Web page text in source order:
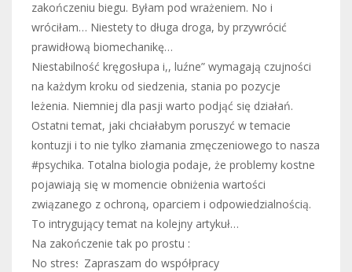
zakończeniu biegu. Byłam pod wrażeniem. No i
wróciłam… Niestety to długa droga, by przywrócić
prawidłową biomechanikę…
Niestabilność kręgosłupa i,, luźne” wymagają czujności
na każdym kroku od siedzenia, stania po pozycje
leżenia. Niemniej dla pasji warto podjąć się działań.
Ostatni temat, jaki chciałabym poruszyć w temacie
kontuzji i to nie tylko złamania zmęczeniowego to nasza
#psychika. Totalna biologia podaje, że problemy kostne
pojawiają się w momencie obniżenia wartości
związanego z ochroną, oparciem i odpowiedzialnością.
To intrygujący temat na kolejny artykuł…
Na zakończenie tak po prostu :
No stress Zapraszam do współpracy